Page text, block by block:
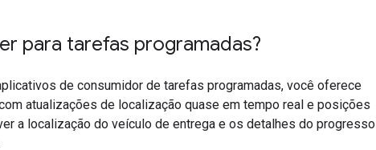
para tarefas programadas?
de consumidor de tarefas programadas, você oferece
atualizações de localização quase em tempo real e posições
a localização do veículo de entrega e os detalhes do progresso